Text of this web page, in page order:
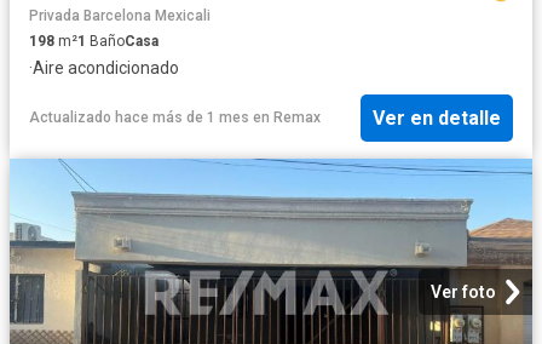
Privada Barcelona Mexicali
198 m²1 BañoCasa
·Aire acondicionado
Actualizado hace más de 1 mes en Remax Ver en detalle
Ver foto